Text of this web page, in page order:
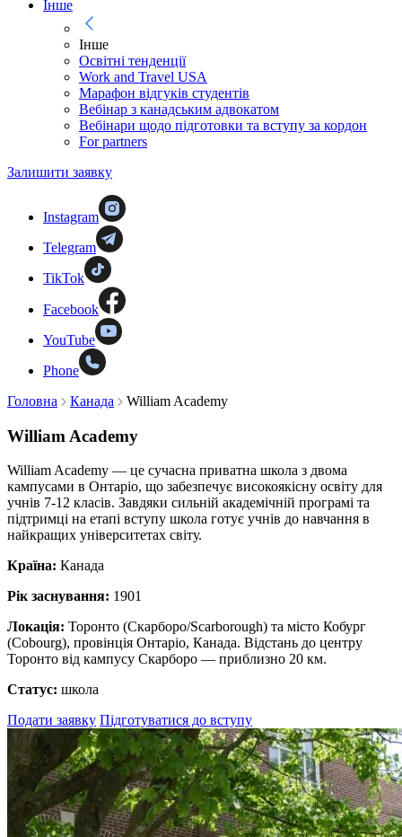
Інше
Інше
Освітні тенденції
Work and Travel USA
Марафон відгуків студентів
Вебінар з канадським адвокатом
Вебінари щодо підготовки та вступу за кордон
For partners
Залишити заявку
Instagram
Telegram
TikTok
Facebook
YouTube
Phone
Головна
Канада William Academy
William Academy
William Academy — це сучасна приватна школа з двома
кампусами в Онтаріо, що забезпечує високоякісну освіту для
учнів 7-12 класів. Завдяки сильній академічній програмі та
підтримці на етапі вступу школа готує учнів до навчання в
найкращих університетах світу.
Країна: Канада
Рік заснування: 1901
Локація: Торонто (Скарборо/Scarborough) та місто Кобург
(Cobourg), провінція Онтаріо, Канада. Відстань до центру
Торонто від кампусу Скарборо — приблизно 20 км.
Статус: школа
Подати заявку Підготуватися до вступу